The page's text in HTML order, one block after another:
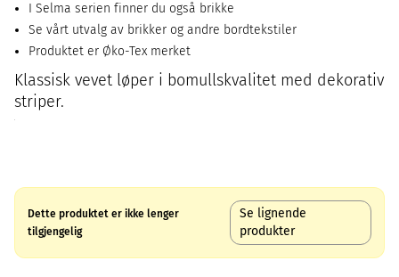
I Selma serien finner du også brikke
Se vårt utvalg av brikker og andre bordtekstiler
Produktet er Øko-Tex merket
Klassisk vevet løper i bomullskvalitet med dekorativ
striper.
Dette produktet er ikke lenger
tilgjengelig
Se lignende
produkter